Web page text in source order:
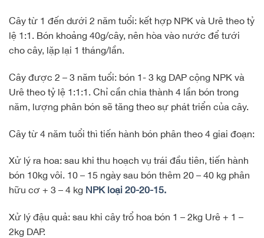
Cây từ 1 đến dưới 2 năm tuổi: kết hợp NPK và Urê theo tỷ
lệ 1:1. Bón khoảng 40g/cây, nên hòa vào nước để tưới
cho cây, lặp lại 1 tháng/lần.
Cây được 2 – 3 năm tuổi: bón 1- 3 kg DAP cộng NPK và
Urê theo tỷ lệ 1:1:1. Chỉ cần chia thành 4 lần bón trong
năm, lượng phân bón sẽ tăng theo sự phát triển của cây.
Cây từ 4 năm tuổi thì tiến hành bón phân theo 4 giai đoạn:
Xử lý ra hoa: sau khi thu hoạch vụ trái đầu tiên, tiến hành
bón 10kg vôi. 10 – 15 ngày sau bón thêm 20 – 40 kg phân
hữu cơ + 3 – 4 kg NPK loại 20-20-15.
Xử lý đậu quả: sau khi cây trổ hoa bón 1 – 2kg Urê + 1 –
2kg DAP.